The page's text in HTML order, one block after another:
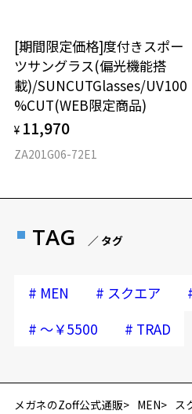
[期間限定価格]度付きスポー
ツサングラス(偏光機能搭
載)/SUNCUTGlasses/UV100
%CUT(WEB限定商品)
¥ 11,970
ZA201G06-72E1
TAG ／ タグ
# MEN # スクエア
# ～￥5500 # TRAD
メガネのZoff公式通販 MEN ス